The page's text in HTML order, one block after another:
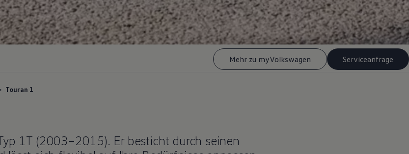
Mehr zu myVolkswagen Serviceanfrage
Touran 1
1T (2003–2015). Er besticht durch seinen